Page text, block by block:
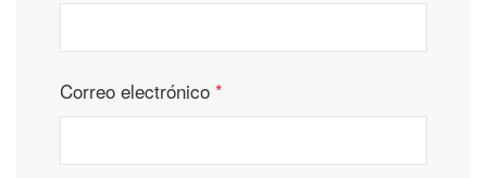
Correo electrónico *